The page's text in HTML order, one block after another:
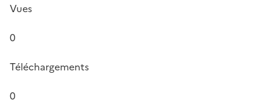
Vues
0
Téléchargements
0